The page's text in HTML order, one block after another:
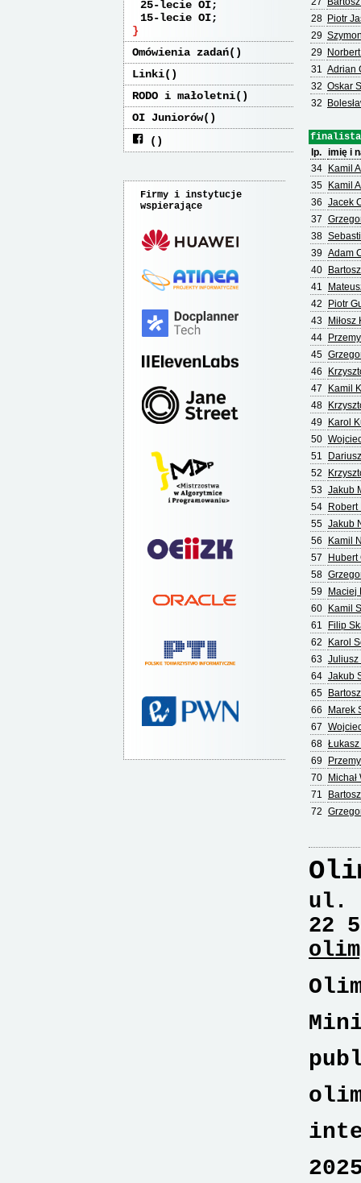
25-lecie OI
15-lecie OI
Omówienia zadań
Linki
RODO i małoletni
OI Juniorów
Firmy i instytucje
wspierające
28 Piotr
29
29
31 Adrian
32 Oskar
32
finalista
lp. imię i
34
Kamil
35
Kamil
36 Jacek
37
38
39 Adam
40
41
42
Piotr
43
Miłosz
44
45
46
47
Kamil
48
49
Karol
50
51
52
53 Jakub
54
Robert
55 Jakub
56
Kamil
57
Hubert
58
59
Maciej
60
Kamil
61
Filip
62
Karol
63 Juliusz
64 Jakub
65
66
Marek
67
68
69
70
71
72
ul.
22